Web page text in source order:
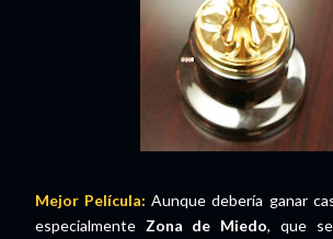
Mejor Película: Aunque debería ganar
especialmente Zona de Miedo, que